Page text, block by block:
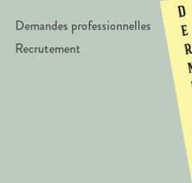
Demandes professionnelles
Recrutement
D
e